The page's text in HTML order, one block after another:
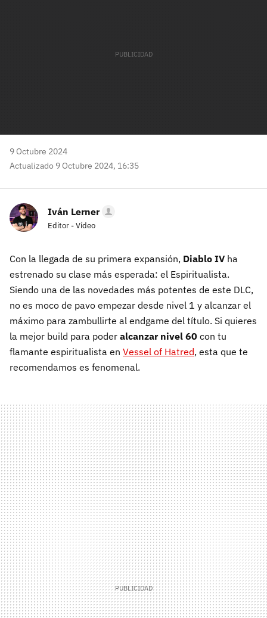
9 Octubre 2024
Actualizado 9 Octubre 2024, 16:35
Iván Lerner
Editor - Vídeo
Con la llegada de su primera expansión, Diablo IV ha
estrenado su clase más esperada: el Espiritualista.
Siendo una de las novedades más potentes de este DLC,
no es moco de pavo empezar desde nivel 1 y alcanzar el
máximo para zambullirte al endgame del título. Si quieres
la mejor build para poder alcanzar nivel 60 con tu
flamante espiritualista en Vessel of Hatred, esta que te
recomendamos es fenomenal.